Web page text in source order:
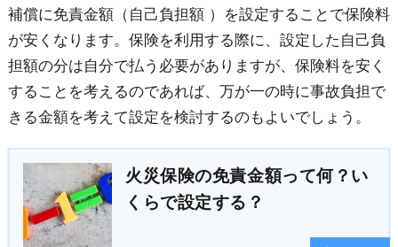
補償に免責金額（自己負担額 ）を設定することで保険料
が安くなります。保険を利用する際に、設定した自己負
担額の分は自分で払う必要がありますが、保険料を安く
することを考えるのであれば、万が一の時に事故負担で
きる金額を考えて設定を検討するのもよいでしょう。
火災保険の免責金額って何？い
くらで設定する？